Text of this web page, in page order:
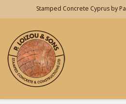
Stamped Concrete Cyprus by